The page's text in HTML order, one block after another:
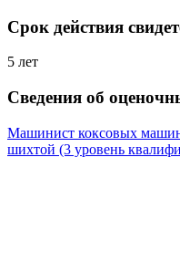
Срок действия
5 лет
Сведения об
Машинист коксовых машин
шихтой (3 уровень